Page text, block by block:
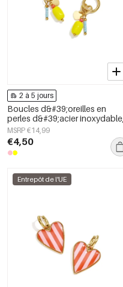
2 à 5 jours
Boucles d&#39;oreilles en
perles d&#39;acier inoxydable,
forme elliptique, collection
simple et mignonne pour le
quotidien, bijoux pour femmes
MSRP €14,99
€4,50
Entrepôt de l'UE